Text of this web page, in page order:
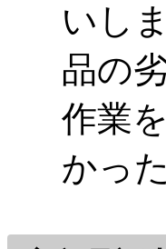
いし
品の
作業
かっ